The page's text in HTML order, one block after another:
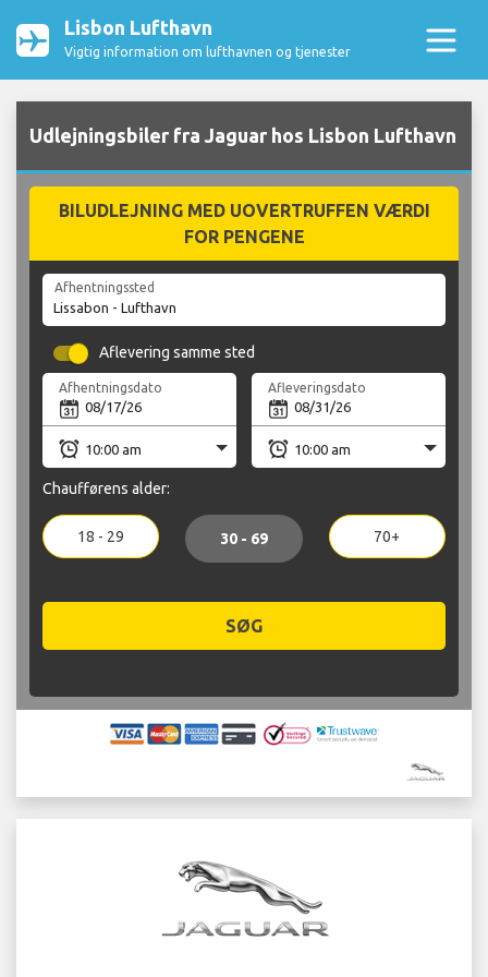
Lisbon Lufthavn
Vigtig information om lufthavnen og tjenester
Udlejningsbiler fra Jaguar hos Lisbon Lufthavn
BILUDLEJNING MED UOVERTRUFFEN VÆRDI
FOR PENGENE
Afhentningssted
Aflevering samme sted
Afhentningsdato Afleveringsdato
Chaufførens alder:
18 - 29 30 - 69 70+
SØG